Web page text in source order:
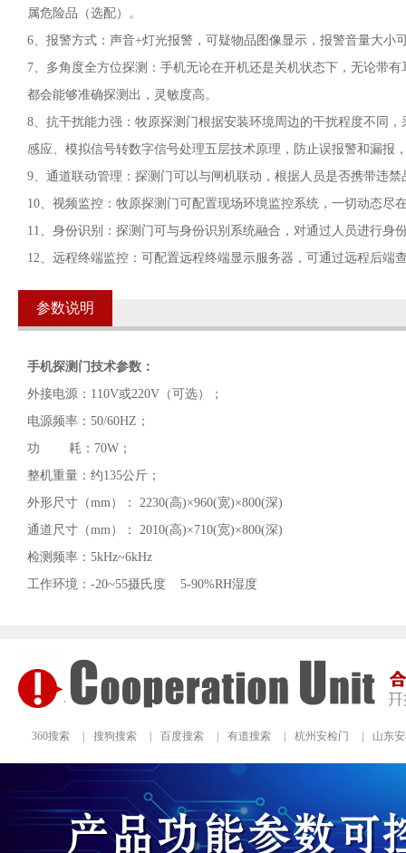
属危险品（选配）。
6、报警方式：声音+灯光报警，可疑物品图像显示，报警音量大小
7、多角度全方位探测：手机无论在开机还是关机状态下，无论带
都会能够准确探测出，灵敏度高。
8、抗干扰能力强：牧原探测门根据安装环境周边的干扰程度不同
感应、模拟信号转数字信号处理五层技术原理，防止误报警和漏报
9、通道联动管理：探测门可以与闸机联动，根据人员是否携带违
10、视频监控：牧原探测门可配置现场环境监控系统，一切动态尽
11、身份识别：探测门可与身份识别系统融合，对通过人员进行身
12、远程终端监控：可配置远程终端显示服务器，可通过远程后端
参数说明
手机探测门技术参数：
外接电源：110V或220V（可选）；
电源频率：50/60HZ；
功 耗：70W；
整机重量：约135公斤；
外形尺寸（mm）： 2230(高)×960(宽)×800(深)
通道尺寸（mm）： 2010(高)×710(宽)×800(深)
检测频率：5kHz~6kHz
工作环境：-20~55摄氏度 5-90%RH湿度
360搜索 搜狗搜索 百度搜索 有道搜索 杭州安检门 山东